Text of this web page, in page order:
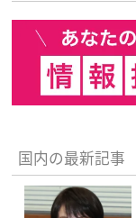
国内の最新記事